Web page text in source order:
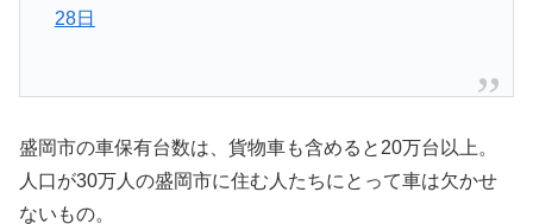
28日
盛岡市の車保有台数は、貨物車も含めると20万台以上。
人口が30万人の盛岡市に住む人たちにとって車は欠かせ
ないもの。